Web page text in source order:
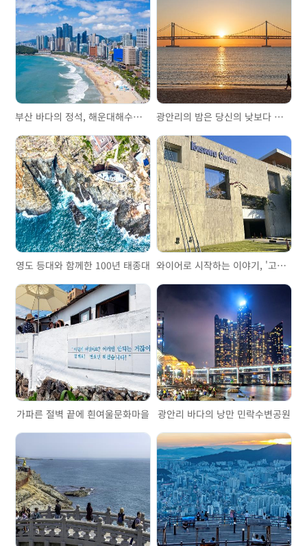
부산 바다의 정석, 해운대해수욕장 광안리의 밤은 당신의 낮보다 아름답다
영도 등대와 함께한 100년 태종대 와이어로 시작하는 이야기, '고려제강기념관'을 걷다
가파른 절벽 끝에 흰여울문화마을 광안리 바다의 낭만 민락수변공원